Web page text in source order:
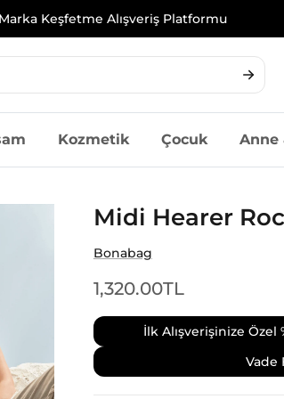
Keşfetme Alışveriş Platformu
Kozmetik Çocuk Anne
Midi Hearer
Bonabag
1,320.00TL
İlk Alışverişinize Özel
Vade